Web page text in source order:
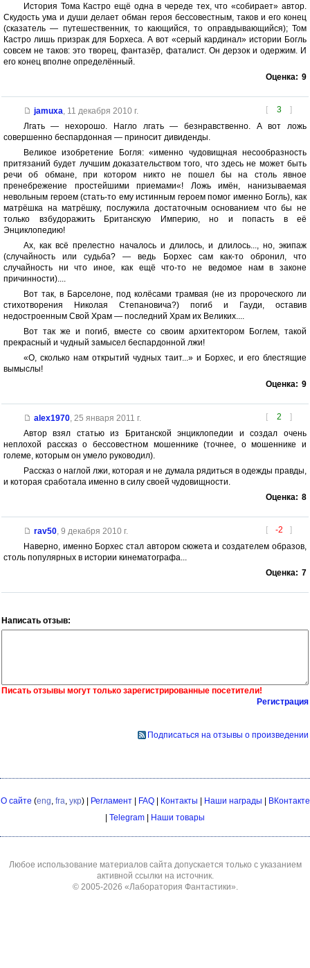
История Тома Кастро ещё одна в череде тех, что «собирает» автор.
Скудость ума и души делает обман героя бессовестным, таков и его конец
(сказатель — путешественник, то кающийся, то оправдывающийся); Том
Кастро лишь призрак для Борхеса. А вот «серый кардинал» истории Богль
совсем не таков: это творец, фантазёр, фаталист. Он дерзок и одержим. И
его конец вполне определённый.
Оценка: 9
[ 3 ]
jamuxa 11 декабря 2010 г.
Лгать — нехорошо. Нагло лгать — безнравственно. А вот ложь
совершенно беспардонная — приносит дивиденды.
Великое изобретение Богля: «именно чудовищная несообразность
притязаний будет лучшим доказательством того, что здесь не может быть
речи об обмане, при котором никто не пошел бы на столь явное
пренебрежение простейшими приемами«! Ложь имён, нанизываемая
невольным героем (стать-то ему истинным героем помог именно Богль), как
матрёшка на матрёшку, послужила достаточным основанием что бы не
только взбудоражить Британскую Империю, но и попасть в её
Энциклопедию!
Ах, как всё прелестно началось и длилось, и длилось..., но, экипаж
(случайность или судьба? — ведь Борхес сам как-то обронил, что
случайность ни что иное, как ещё что-то не ведомое нам в законе
причинности)....
Вот так, в Барселоне, под колёсами трамвая (не из пророческого ли
стихотворения Николая Степановича?) погиб и Гауди, оставив
недостроенным Свой Храм — последний Храм их Великих....
Вот так же и погиб, вместе со своим архитектором Боглем, такой
прекрасный и чудный замысел беспардонной лжи!
«О, сколько нам открытий чудных таит...» и Борхес, и его блестящие
вымыслы!
Оценка: 9
[ 2 ]
alex1970, 25 января 2011 г.
Автор взял статью из Британской энциклопедии и создал очень
неплохой рассказ о бессовестном мошеннике (точнее, о мошеннике и
големе, которым он умело руководил).
Рассказ о наглой лжи, которая и не думала рядиться в одежды правды,
и которая сработала именно в силу своей чудовищности.
Оценка: 8
[ -2 ]
rav50, 9 декабря 2010 г.
Наверно, именно Борхес стал автором сюжета и создателем образов,
столь популярных в истории кинематографа...
Оценка: 7
Написать отзыв:
Писать отзывы могут только зарегистрированные посетители!
Регистрация
Подписаться на отзывы о произведении
О сайте (eng fra укр) | Регламент| FAQ| Контакты | Наши награды | ВКонтакте
| Telegram | Наши товары
Любое использование материалов сайта допускается только с указанием
активной ссылки на источник.
© 2005-2026 «Лаборатория Фантастики»